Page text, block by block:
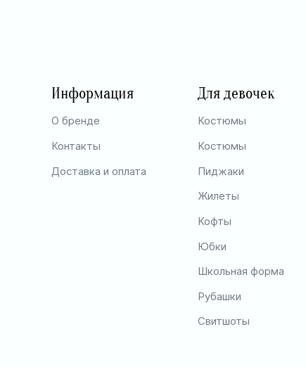
Информация
О бренде
Контакты
Доставка и оплата
Для девочек
Костюмы
Костюмы
Пиджаки
Жилеты
Кофты
Юбки
Школьная форма
Рубашки
Свитшоты